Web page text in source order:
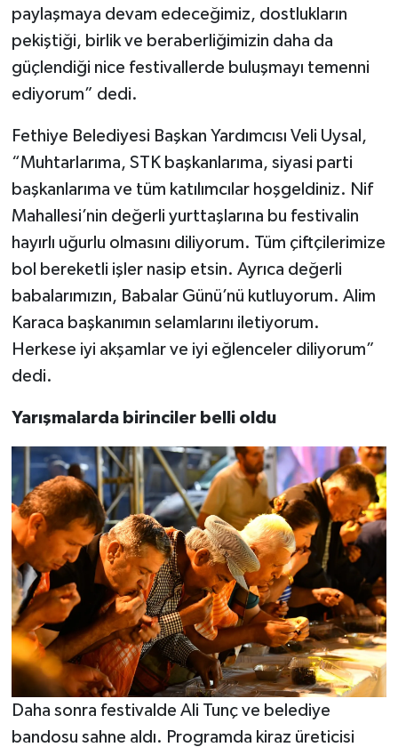
paylaşmaya devam edeceğimiz, dostlukların
pekiştiği, birlik ve beraberliğimizin daha da
güçlendiği nice festivallerde buluşmayı temenni
ediyorum” dedi.
Fethiye Belediyesi Başkan Yardımcısı Veli Uysal,
“Muhtarlarıma, STK başkanlarıma, siyasi parti
başkanlarıma ve tüm katılımcılar hoşgeldiniz. Nif
Mahallesi’nin değerli yurttaşlarına bu festivalin
hayırlı uğurlu olmasını diliyorum. Tüm çiftçilerimize
bol bereketli işler nasip etsin. Ayrıca değerli
babalarımızın, Babalar Günü’nü kutluyorum. Alim
Karaca başkanımın selamlarını iletiyorum.
Herkese iyi akşamlar ve iyi eğlenceler diliyorum”
dedi.
Yarışmalarda birinciler belli oldu
Daha sonra festivalde Ali Tunç ve belediye
bandosu sahne aldı. Programda kiraz üreticisi